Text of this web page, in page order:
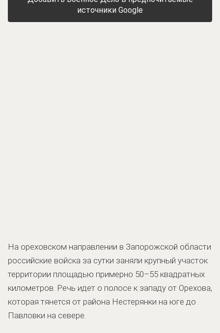
источники Google
На ореховском направлении в Запорожской области
российские войска за сутки заняли крупный участок
территории площадью примерно 50–55 квадратных
километров. Речь идет о полосе к западу от Орехова,
которая тянется от района Нестерянки на юге до
Павловки на севере.